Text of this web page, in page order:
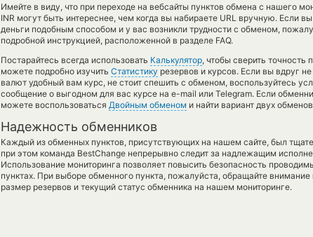
Имейте в виду, что при переходе на вебсайты пунктов обмена с нашего
INR могут быть интереснее, чем когда вы набираете URL вручную. Если
деньги подобным способом и у вас возникли трудности с обменом,
подробной инструкцией, расположенной в разделе FAQ.
Постарайтесь всегда использовать Калькулятор, чтобы сверить точность
можете подробно изучить Статистику резервов и курсов. Если вы вдруг
валют удобный вам курс, не стоит спешить с обменом, воспользуйтесь
сообщение о выгодном для вас курсе на e-mail или Telegram. Если
можете воспользоваться Двойным обменом и найти вариант двух
Надежность обменников
Каждый из обменных пунктов, присутствующих на нашем сайте, был
при этом команда BestChange непрерывно следит за надлежащим
Использование мониторинга позволяет повысить безопасность
пунктах. При выборе обменного пункта, пожалуйста, обращайте внимание
размер резервов и текущий статус обменника на нашем мониторинге.